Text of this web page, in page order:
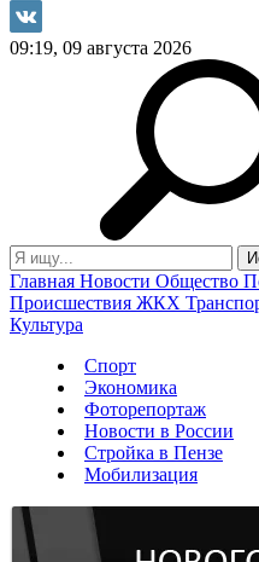
09:19, 09 августа 2026
Главная Новости Общество
Происшествия ЖКХ
Культура
Спорт
Экономика
Фоторепортаж
Новости в России
Стройка в Пензе
Мобилизация